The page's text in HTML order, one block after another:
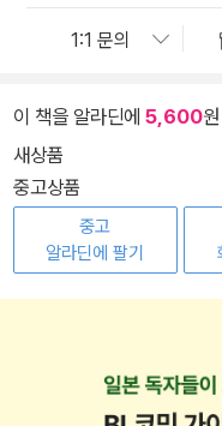
이 책을 알라딘에 5,600
새상품
중고상품
중고
알라딘에 팔기